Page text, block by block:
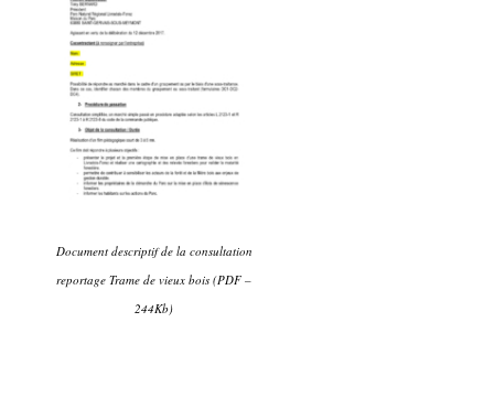
Document descriptif de la consultation
reportage Trame de vieux bois (PDF –
244Kb)